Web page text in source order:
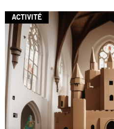
ACTIVITÉ